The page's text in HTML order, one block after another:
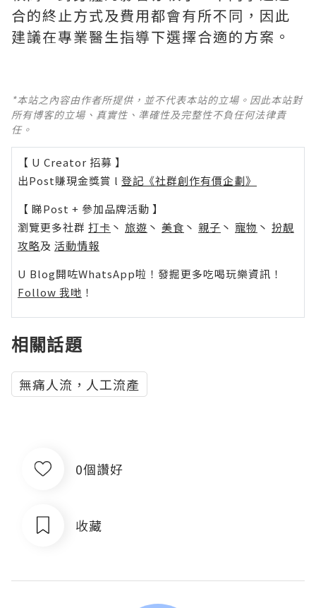
合的終止方式及費用都會有所不同，因此
建議在專業醫生指導下選擇合適的方案。
*本站之內容由作者所提供，並不代表本站的立場。因此本站對
所有博客的立場、真實性、準確性及完整性不負任何法律責
任。
【 U Creator 招募 】
出Post賺現金獎賞 l 登記《社群創作有價企劃》
【 睇Post + 參加品牌活動 】
瀏覽更多社群 打卡 丶 旅遊 丶 美食 丶 親子 丶 寵物 丶 扮靚
攻略及 活動情報
U Blog開咗WhatsApp啦！發掘更多吃喝玩樂資訊！
Follow 我哋 ！
相關話題
無痛人流，人工流產
0個讚好
收藏